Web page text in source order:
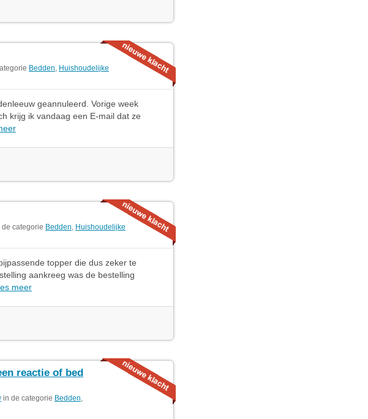
Bedden, Huishoudelijke
geannuleerd. Vorige week
krijg ik vandaag een E-mail dat ze
de categorie Bedden, Huishoudelijke
topper die dus zeker te
aankreeg was de bestelling
meer
reactie of bed
in de categorie Bedden,